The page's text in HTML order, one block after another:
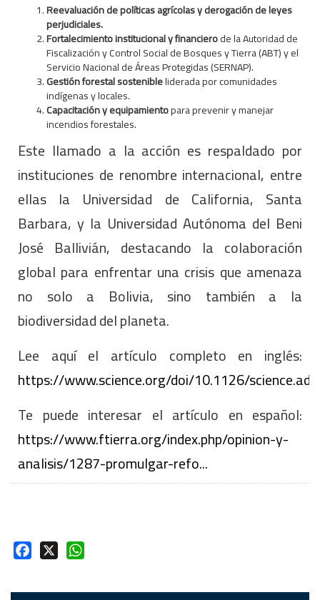
Reevaluación de políticas agrícolas y derogación de leyes
perjudiciales.
Fortalecimiento institucional y financierode la Autoridad de
Fiscalización y Control Social de Bosques y Tierra (ABT) y el
Servicio Nacional de Áreas Protegidas (SERNAP).
Gestión forestal sostenibleliderada por comunidades
indígenas y locales.
Capacitación y equipamientopara prevenir y manejar
incendios forestales.
Este llamado a la acción es respaldado por
instituciones de renombre internacional, entre
ellas la Universidad de California, Santa
Barbara, y la Universidad Autónoma del Beni
José Ballivián, destacando la colaboración
global para enfrentar una crisis que amenaza
no solo a Bolivia, sino también a la
biodiversidad del planeta.
Lee aquí el artículo completo en inglés:
https://www.science.org/doi/10.1126/
Te puede interesar el artículo en español:
https://www.ftierra.org/index.php/opinion-y-
analisis/1287-promulgar-refo...
Facebook